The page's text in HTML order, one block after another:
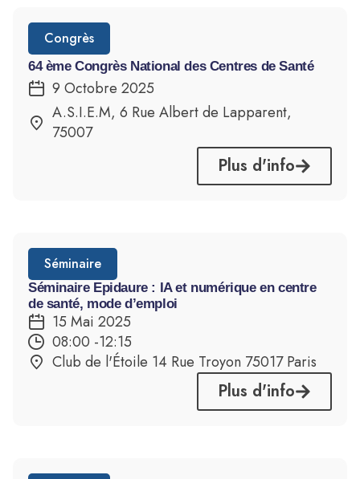
Congrès
64 ème Congrès National des Centres de Santé
9 Octobre 2025
A.S.I.E.M, 6 Rue Albert de Lapparent,
75007
Plus d'info
Séminaire
Séminaire Epidaure : IA et numérique en centre
de santé, mode d’emploi
15 Mai 2025
08:00 -12:15
Club de l'Étoile 14 Rue Troyon 75017 Paris
Plus d'info